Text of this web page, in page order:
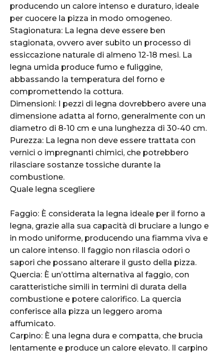
producendo un calore intenso e duraturo, ideale
per cuocere la pizza in modo omogeneo.
Stagionatura: La legna deve essere ben
stagionata, ovvero aver subito un processo di
essiccazione naturale di almeno 12-18 mesi. La
legna umida produce fumo e fuliggine,
abbassando la temperatura del forno e
compromettendo la cottura.
Dimensioni: I pezzi di legna dovrebbero avere una
dimensione adatta al forno, generalmente con un
diametro di 8-10 cm e una lunghezza di 30-40 cm.
Purezza: La legna non deve essere trattata con
vernici o impregnanti chimici, che potrebbero
rilasciare sostanze tossiche durante la
combustione.
Quale legna scegliere
Faggio: È considerata la legna ideale per il forno a
legna, grazie alla sua capacità di bruciare a lungo e
in modo uniforme, producendo una fiamma viva e
un calore intenso. Il faggio non rilascia odori o
sapori che possano alterare il gusto della pizza.
Quercia: È un’ottima alternativa al faggio, con
caratteristiche simili in termini di durata della
combustione e potere calorifico. La quercia
conferisce alla pizza un leggero aroma
affumicato.
Carpino: È una legna dura e compatta, che brucia
lentamente e produce un calore elevato. Il carpino